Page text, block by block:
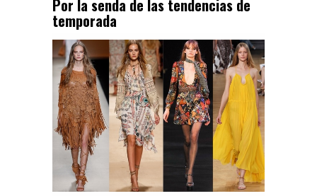
Por la senda de las tendencias de
temporada